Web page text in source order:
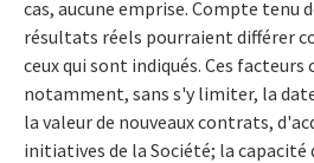
cas, aucune emprise. Compte tenu
résultats réels pourraient différer
ceux qui sont indiqués. Ces
notamment, sans s'y limiter, la
la valeur de nouveaux contrats,
initiatives de la Société; la